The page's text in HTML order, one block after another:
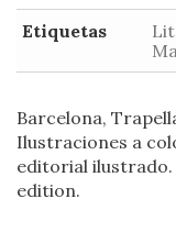
Etiquetas
Barcelona,
Ilustraciones a
editorial ilustrado.
edition.